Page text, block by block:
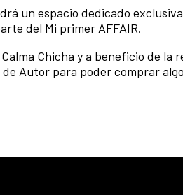
un espacio dedicado
del Mi primer AFFAIR.
Chicha y a beneficio de la
Autor para poder comprar